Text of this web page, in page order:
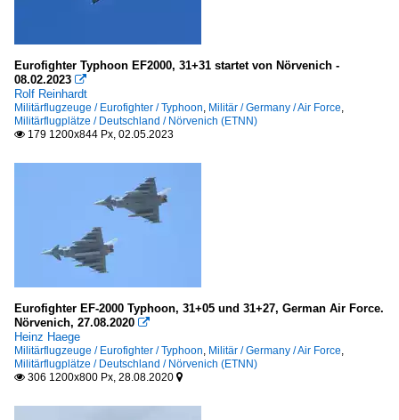
Eurofighter Typhoon EF2000, 31+31 startet von Nörvenich -
08.02.2023 
Rolf Reinhardt
Militärflugzeuge / Eurofighter / Typhoon, Militär / Germany / Air Force,
Militärflugplätze / Deutschland / Nörvenich (ETNN)
 179 1200x844 Px, 02.05.2023
Eurofighter EF-2000 Typhoon, 31+05 und 31+27, German Air Force.
Nörvenich, 27.08.2020 
Heinz Haege
Militärflugzeuge / Eurofighter / Typhoon, Militär / Germany / Air Force,
Militärflugplätze / Deutschland / Nörvenich (ETNN)
 306 1200x800 Px, 28.08.2020 